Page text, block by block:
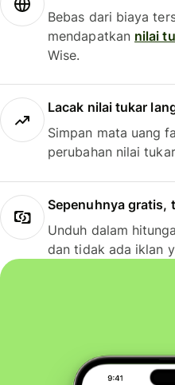
Bebas dari biaya
mendapatkan nilai
Wise.
Lacak nilai tukar
Simpan mata uang
perubahan nilai
Sepenuhnya gratis,
Unduh dalam
dan tidak ada iklan